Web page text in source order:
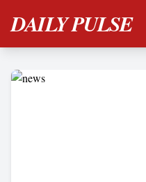
DAILY PULSE